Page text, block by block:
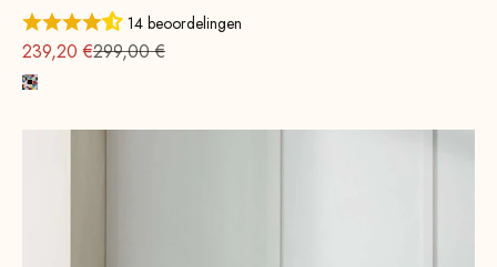
14 beoordelingen
Aanbieding vanaf
239,20 €Normale
299,00 €
Kleurrijk